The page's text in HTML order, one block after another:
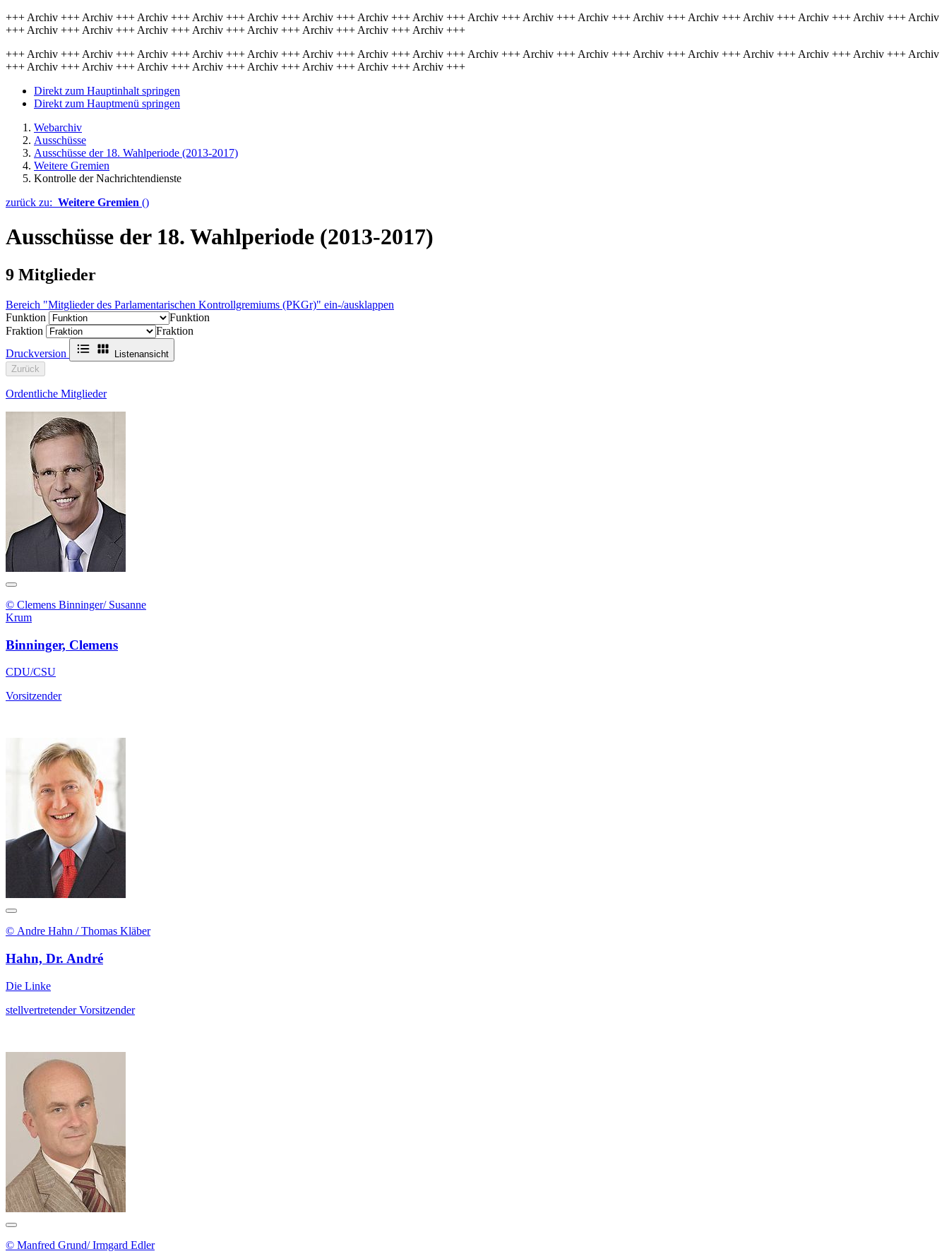
+++ Archiv +++ Archiv +++ Archiv +++ Archiv +++ Archiv +++ Archiv +++ Archiv +++ Archiv +++ Archiv +++ Archiv +++ Archiv +++ Archiv +++ Archiv +++ Archiv +++ Archiv +++ Archiv +++ Archiv
+++ Archiv +++ Archiv +++ Archiv +++ Archiv +++ Archiv +++ Archiv +++ Archiv +++ Archiv +++
+++ Archiv +++ Archiv +++ Archiv +++ Archiv +++ Archiv +++ Archiv +++ Archiv +++ Archiv +++ Archiv +++ Archiv +++ Archiv +++ Archiv +++ Archiv +++ Archiv +++ Archiv +++ Archiv +++ Archiv
+++ Archiv +++ Archiv +++ Archiv +++ Archiv +++ Archiv +++ Archiv +++ Archiv +++ Archiv +++
Direkt zum Hauptinhalt springen
Direkt zum Hauptmenü springen
Webarchiv
Ausschüsse
Ausschüsse der 18. Wahlperiode (2013-2017)
Weitere Gremien
Kontrolle der Nachrichtendienste
zurück zu: Weitere Gremien ()
Ausschüsse der 18. Wahlperiode (2013-2017)
9 Mitglieder
Bereich "Mitglieder des Parlamentarischen Kontrollgremiums (PKGr)" ein-/ausklappen
Funktion
Funktion
Fraktion
Fraktion
Druckversion
Listenansicht
Zurück
Ordentliche Mitglieder
© Clemens Binninger/ Susanne
Krum
Binninger, Clemens
CDU/CSU
Vorsitzender
© Andre Hahn / Thomas Kläber
Hahn, Dr. André
Die Linke
stellvertretender Vorsitzender
© Manfred Grund/ Irmgard Edler